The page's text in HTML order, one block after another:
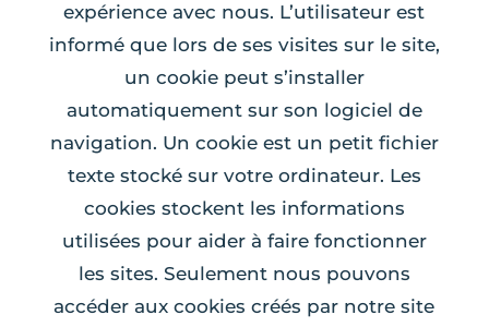
expérience avec nous. L’utilisateur est
informé que lors de ses visites sur le site,
un cookie peut s’installer
automatiquement sur son logiciel de
navigation. Un cookie est un petit fichier
texte stocké sur votre ordinateur. Les
cookies stockent les informations
utilisées pour aider à faire fonctionner
les sites. Seulement nous pouvons
accéder aux cookies créés par notre site